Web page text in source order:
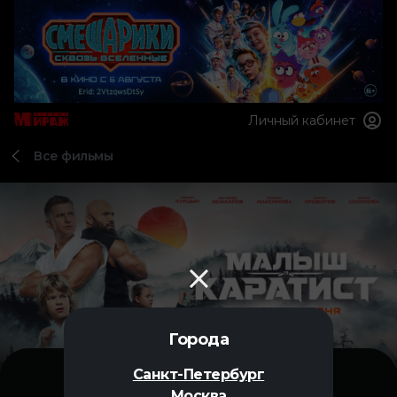
Города
Санкт-Петербург
Личный кабинет
Все фильмы